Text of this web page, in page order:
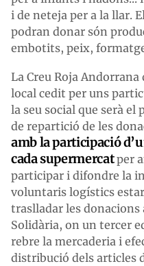
i de neteja per a la llar.
podran donar són
embotits, peix,
La Creu Roja Andorrana
local cedit per uns
la seu social que serà
de repartició de les
amb la participació
cada supermercatper
participar i difondre la
voluntaris logístics
traslladar les donacions
Solidària, on un tercer
rebre la mercaderia i
distribució dels articles